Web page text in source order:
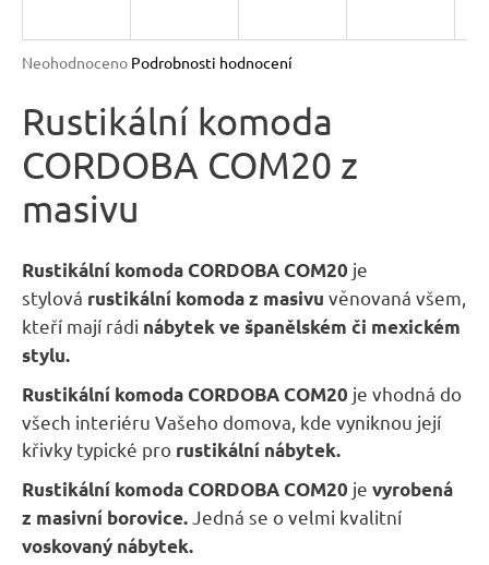
Průměrné
produktu
je
0,0
z
5
hvězdiček.
Neohodnoceno Podrobnosti hodnocení
Rustikální komoda
CORDOBA COM20 z
masivu
Rustikální komoda CORDOBA COM20 je
stylová rustikální komoda z masivu věnovaná všem,
kteří mají rádi nábytek ve španělském či mexickém
stylu.
Rustikální komoda CORDOBA COM20 je vhodná do
všech interiéru Vašeho domova, kde vyniknou její
křivky typické pro rustikální nábytek.
Rustikální komoda CORDOBA COM20 je vyrobená
z masivní borovice. Jedná se o velmi kvalitní
voskovaný nábytek.
a
í
t
?
HLEDAT
D
o
p
r
u
č